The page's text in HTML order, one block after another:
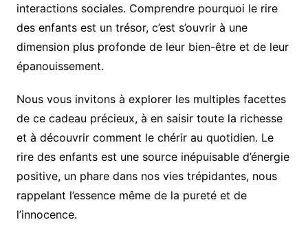
interactions sociales. Comprendre pourquoi le rire
des enfants est un trésor, c’est s’ouvrir à une
dimension plus profonde de leur bien-être et de leur
épanouissement.
Nous vous invitons à explorer les multiples facettes
de ce cadeau précieux, à en saisir toute la richesse
et à découvrir comment le chérir au quotidien. Le
rire des enfants est une source inépuisable d’énergie
positive, un phare dans nos vies trépidantes, nous
rappelant l’essence même de la pureté et de
l’innocence.